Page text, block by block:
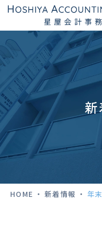
HOME ・ 新着情報 ・ 年